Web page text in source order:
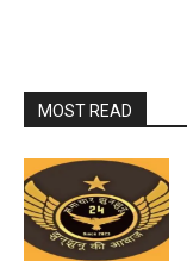
MOST READ